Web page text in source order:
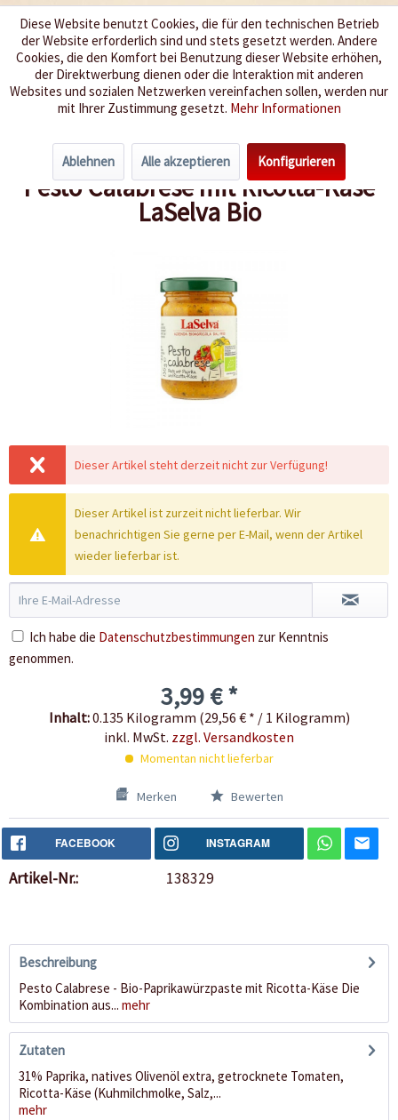
Wir würzen Ihr Leben
Menü
Übersicht Nudelsaucen / Pesto
Pesto Calabrese mit Ricotta-Käse
LaSelva Bio
Dieser Artikel steht derzeit nicht zur Verfügung!
Dieser Artikel ist zurzeit nicht lieferbar. Wir
benachrichtigen Sie gerne per E-Mail, wenn der Artikel
wieder lieferbar ist.
Ich habe die Datenschutzbestimmungen zur Kenntnis
genommen.
3,99 € *
Inhalt:0.135 Kilogramm (29,56 € * / 1 Kilogramm)
inkl. MwSt. zzgl. Versandkosten
Momentan nicht lieferbar
Merken Bewerten
FACEBOOK INSTAGRAM
Artikel-Nr.: 138329
Beschreibung
Pesto Calabrese - Bio-Paprikawürzpaste mit Ricotta-Käse Die
Kombination aus... mehr
Zutaten
31% Paprika, natives Olivenöl extra, getrocknete Tomaten,
Ricotta-Käse (Kuhmilchmolke, Salz,...
mehr
Diese Website benutzt Cookies, die für den technischen Betrieb
der Website erforderlich sind und stets gesetzt werden. Andere
Cookies, die den Komfort bei Benutzung dieser Website erhöhen,
der Direktwerbung dienen oder die Interaktion mit anderen
Websites und sozialen Netzwerken vereinfachen sollen, werden nur
mit Ihrer Zustimmung gesetzt. Mehr Informationen
Ablehnen Alle akzeptieren Konfigurieren